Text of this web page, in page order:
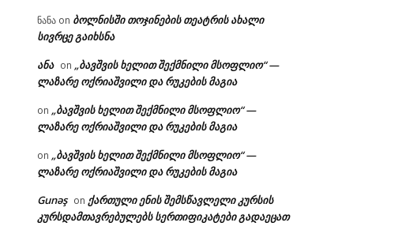
ნანა on ბოლნისში თოჯინების თეატრის ახალი
სივრცე გაიხსნა
ანა on „ბავშვის ხელით შექმნილი მსოფლიო“ —
ლაზარე ოქრიაშვილი და რუკების მაგია
on „ბავშვის ხელით შექმნილი მსოფლიო“ —
ლაზარე ოქრიაშვილი და რუკების მაგია
on „ბავშვის ხელით შექმნილი მსოფლიო“ —
ლაზარე ოქრიაშვილი და რუკების მაგია
Gunəş on ქართული ენის შემსწავლელი კურსის
კურსდამთავრებულებს სერთიფიკატები გადაეცათ